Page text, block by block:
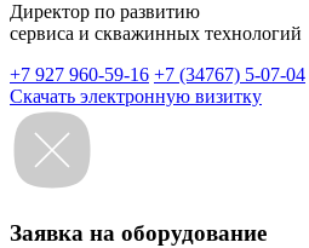
Директор по развитию
сервиса и скважинных технологий
+7 927 960-59-16 +7 (34767) 5-07-04
Скачать электронную визитку
Заявка на оборудование